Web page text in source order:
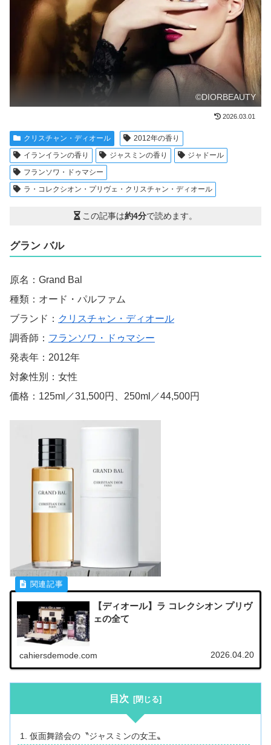
©DIORBEAUTY
2026.03.01
クリスチャン・ディオール
2012年の香り
イランイランの香り
ジャスミンの香り
ジャドール
フランソワ・ドゥマシー
ラ・コレクシオン・プリヴェ・クリスチャン・ディオール
この記事は約4分で読めます。
グラン バル
原名：Grand Bal
種類：オード・パルファム
ブランド： クリスチャン・ディオール
調香師： フランソワ・ドゥマシー
発表年：2012年
対象性別：女性
価格：125ml／31,500円、250ml／44,500円
【ディオール】ラ コレクシオン プリヴ
ェの全て
cahiersdemode.com 2026.04.20
目次
仮面舞踏会の〝ジャスミンの女王〟